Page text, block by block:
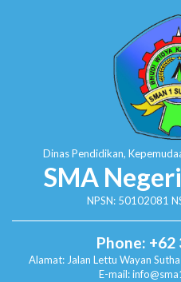
Dinas Pendidikan,
SMA
NPSN: 50102081
Phone: +62
Alamat: Jalan Lettu Wayan
E-mail: